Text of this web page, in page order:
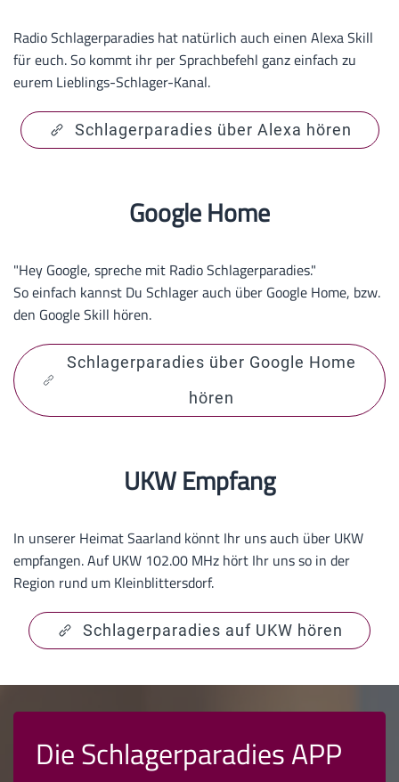
Radio Schlagerparadies hat natürlich auch einen Alexa Skill
für euch. So kommt ihr per Sprachbefehl ganz einfach zu
eurem Lieblings-Schlager-Kanal.
Schlagerparadies über Alexa hören
Google Home
"Hey Google, spreche mit Radio Schlagerparadies."
So einfach kannst Du Schlager auch über Google Home, bzw.
den Google Skill hören.
Schlagerparadies über Google Home
hören
UKW Empfang
In unserer Heimat Saarland könnt Ihr uns auch über UKW
empfangen. Auf UKW 102.00 MHz hört Ihr uns so in der
Region rund um Kleinblittersdorf.
Schlagerparadies auf UKW hören
Die Schlagerparadies APP